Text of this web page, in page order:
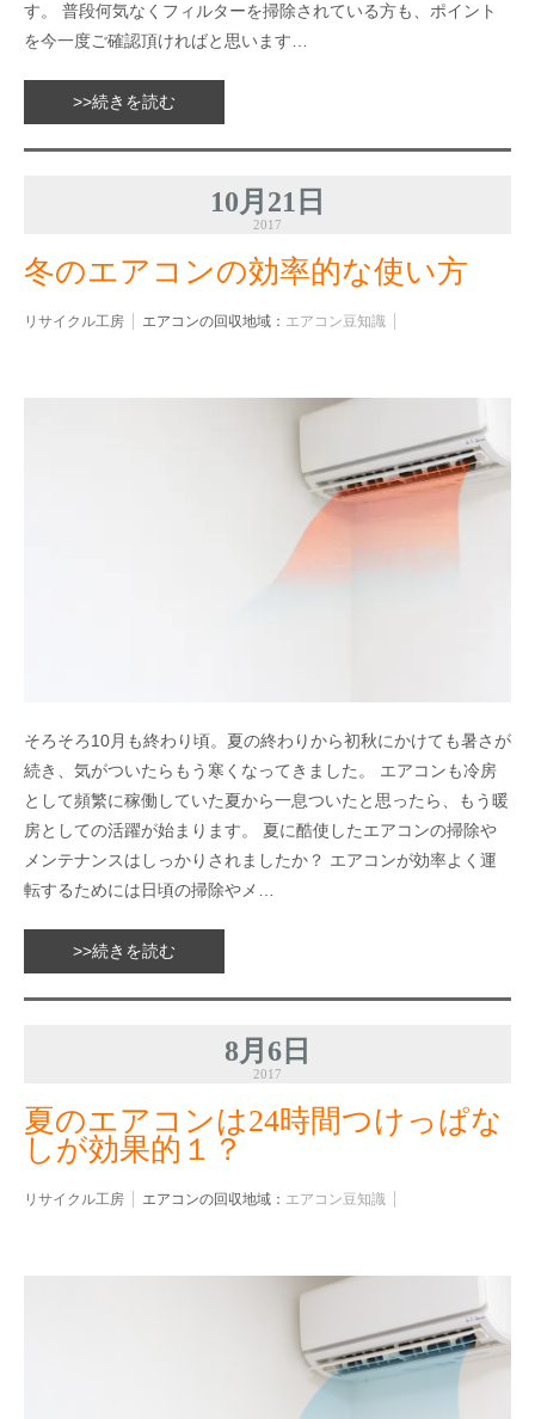
す。 普段何気なくフィルターを掃除されている方も、ポイント
を今一度ご確認頂ければと思います…
>>続きを読む
10月21日
2017
冬のエアコンの効率的な使い方
リサイクル工房 エアコンの回収地域： エアコン豆知識
そろそろ10月も終わり頃。夏の終わりから初秋にかけても暑さが
続き、気がついたらもう寒くなってきました。 エアコンも冷房
として頻繁に稼働していた夏から一息ついたと思ったら、もう暖
房としての活躍が始まります。 夏に酷使したエアコンの掃除や
メンテナンスはしっかりされましたか？ エアコンが効率よく運
転するためには日頃の掃除やメ…
>>続きを読む
8月6日
2017
夏のエアコンは24時間つけっぱな
しが効果的１？
リサイクル工房 エアコンの回収地域： エアコン豆知識